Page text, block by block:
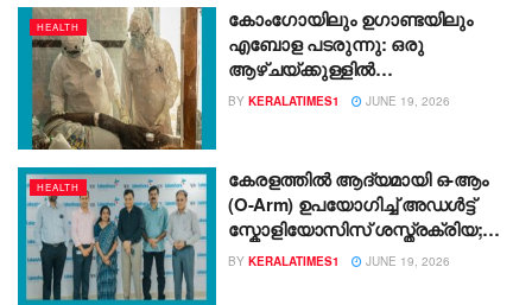
HEALTH
കോംഗോയിലും ഉഗാണ്ടയിലും
എബോള പടരുന്നു: ഒരു
ആഴ്ചയ്ക്കുള്ളിൽ
രോഗബാധയിൽ 40% വർദ്ധനവ്,
BY KERALATIMES1 JUNE 19, 2026
HEALTH
കേരളത്തിൽ ആദ്യമായി ഒ-ആം
(O-Arm) ഉപയോഗിച്ച് അഡൾട്ട്
സ്കോളിയോസിസ് ശസ്ത്രക്രിയ;
ചരിത്രത്തിന്‍റെ ഭാഗമായി
BY KERALATIMES1 JUNE 19, 2026